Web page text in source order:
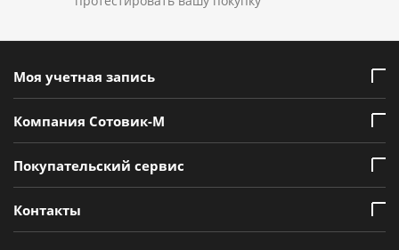
Моя учетная запись
Компания Сотовик-М
Покупательский сервис
Контакты